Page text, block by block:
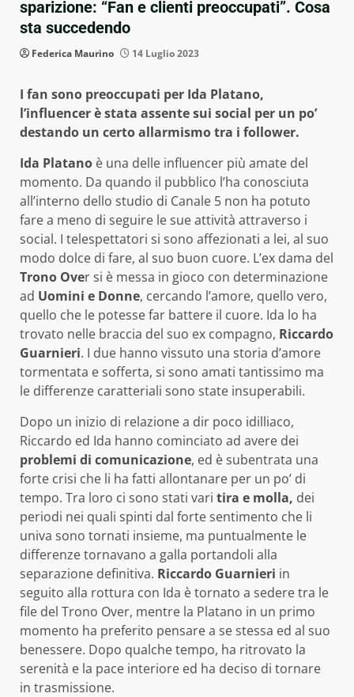
sparizione: “Fan e clienti preoccupati”. Cosa
sta succedendo
Federica Maurino 14 Luglio 2023
I fan sono preoccupati per Ida Platano,
l’influencer è stata assente sui social per un po’
destando un certo allarmismo tra i follower.
Ida Platano è una delle influencer più amate del
momento. Da quando il pubblico l’ha conosciuta
all’interno dello studio di Canale 5 non ha potuto
fare a meno di seguire le sue attività attraverso i
social. I telespettatori si sono affezionati a lei, al suo
modo dolce di fare, al suo buon cuore. L’ex dama del
Trono Over si è messa in gioco con determinazione
ad Uomini e Donne, cercando l’amore, quello vero,
quello che le potesse far battere il cuore. Ida lo ha
trovato nelle braccia del suo ex compagno, Riccardo
Guarnieri. I due hanno vissuto una storia d’amore
tormentata e sofferta, si sono amati tantissimo ma
le differenze caratteriali sono state insuperabili.
Dopo un inizio di relazione a dir poco idilliaco,
Riccardo ed Ida hanno cominciato ad avere dei
problemi di comunicazione, ed è subentrata una
forte crisi che li ha fatti allontanare per un po’ di
tempo. Tra loro ci sono stati vari tira e molla, dei
periodi nei quali spinti dal forte sentimento che li
univa sono tornati insieme, ma puntualmente le
differenze tornavano a galla portandoli alla
separazione definitiva. Riccardo Guarnieri in
seguito alla rottura con Ida è tornato a sedere tra le
file del Trono Over, mentre la Platano in un primo
momento ha preferito pensare a se stessa ed al suo
benessere. Dopo qualche tempo, ha ritrovato la
serenità e la pace interiore ed ha deciso di tornare
in trasmissione.